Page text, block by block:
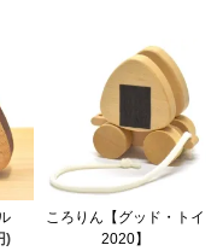
)
ころりん【グッド・トイ
2020】